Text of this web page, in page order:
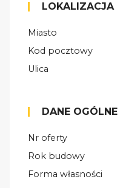
LOKALIZACJA
Miasto
Kod pocztowy
Ulica
DANE OGÓLNE
Nr oferty
Rok budowy
Forma własności